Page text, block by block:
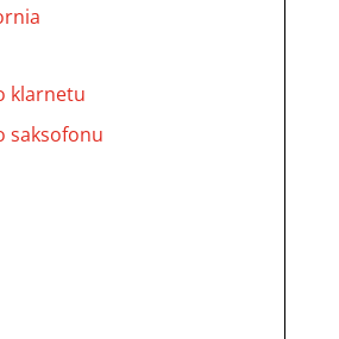
klarnetu
saksofonu